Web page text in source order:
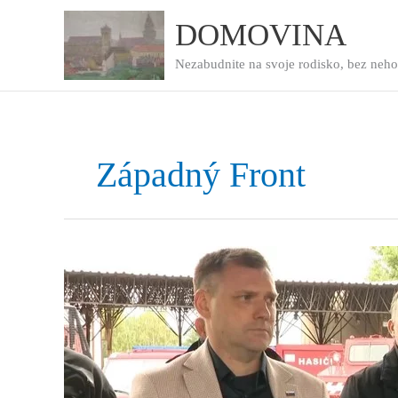
DOMOVINA
Nezabudnite na svoje rodisko, bez
Západný Front